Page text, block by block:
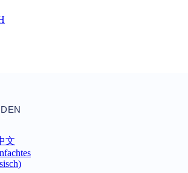
文
)